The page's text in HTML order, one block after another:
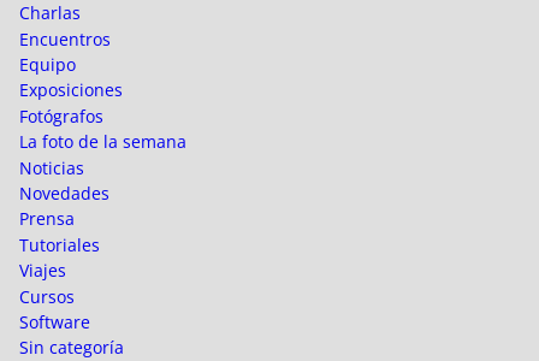
Charlas
Encuentros
Equipo
Exposiciones
Fotógrafos
La foto de la semana
Noticias
Novedades
Prensa
Tutoriales
Viajes
Cursos
Software
Sin categoría